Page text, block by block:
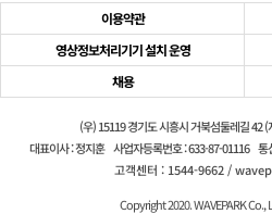
이용약관
영상정보처리기기 설치 운영
채용
(우) 15119 경기도 시흥시 거북섬둘레길 42
대표이사 : 정지훈 사업자등록번호 : 633-87-01116 통
고객센터 : 1544-9662 /
Copyright 2020. WAVEPARK Co.,